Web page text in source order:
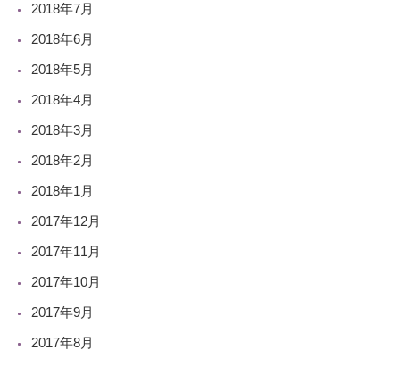
2018年7月
2018年6月
2018年5月
2018年4月
2018年3月
2018年2月
2018年1月
2017年12月
2017年11月
2017年10月
2017年9月
2017年8月